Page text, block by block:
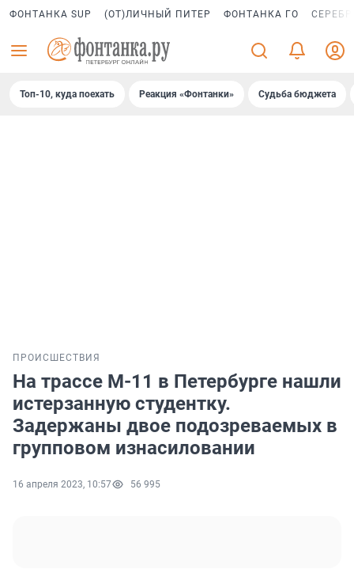
ФОНТАНКА SUP (ОТ)ЛИЧНЫЙ ПИТЕР ФОНТАНКА ГО
Топ-10, куда поехать Реакция «Фонтанки» Судьба бюджета
ПРОИСШЕСТВИЯ
На трассе М-11 в Петербурге нашли
истерзанную студентку.
Задержаны двое подозреваемых в
групповом изнасиловании
16 апреля 2023, 10:57 56 995